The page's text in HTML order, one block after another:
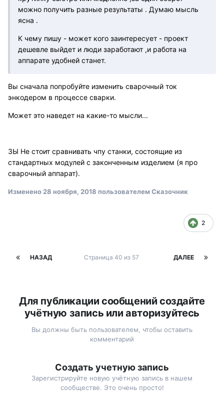
можно получить разные результаты . Думаю мысль
ясна .
К чему пишу - может кого заинтересует - проект
дешевле выйдет и люди заработают ,и работа на
аппарате удобней станет.
Вы сначала попробуйте изменить сварочный ток
энкодером в процессе сварки.
Может это наведет на какие-то мысли...
ЗЫ Не стоит сравнивать чпу станки, состоящие из
стандартных модулей с законченным изделием (я про
сварочный аппарат).
Изменено 28 ноября, 2018 пользователем Сказочник
2
НАЗАД ДАЛЕЕ
Страница 40 из 57
Для публикации сообщений создайте
учётную запись или авторизуйтесь
Вы должны быть пользователем, чтобы оставить
комментарий
Создать учетную запись
Зарегистрируйте новую учётную запись в нашем
сообществе. Это очень просто!